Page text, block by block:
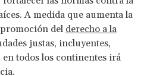
A medida que aumenta la
promoción del derecho a la
justas, incluyentes,
todos los continentes irá